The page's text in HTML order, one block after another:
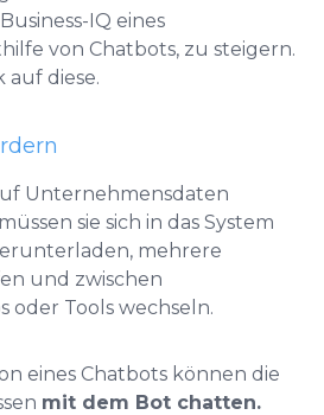
IQ eines
von Chatbots, zu steigern.
auf diese.
Unternehmensdaten
sie sich in das System
mehrere
und zwischen
oder Tools wechseln.
eines Chatbots können die
mit dem Bot chatten.